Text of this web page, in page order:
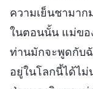
ความเย็นชามา
ในตอนนั้น แม่ขอ
ท่านมักจะพูดกับฉั
อยู่ในโลกนี้ได้ไม่